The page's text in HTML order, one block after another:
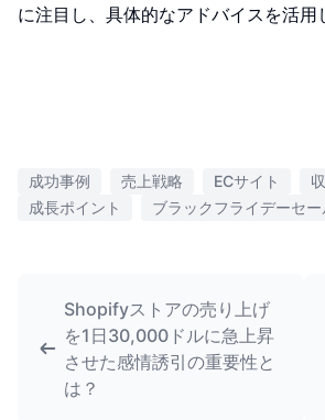
に注目し、具体的なアドバイスを活用
成功事例 売上戦略 ECサイト
成長ポイント
ブラックフライデーセー
Shopifyストアの売り上げ
を1日30,000ドルに急上昇
させた感情誘引の重要性と
は？